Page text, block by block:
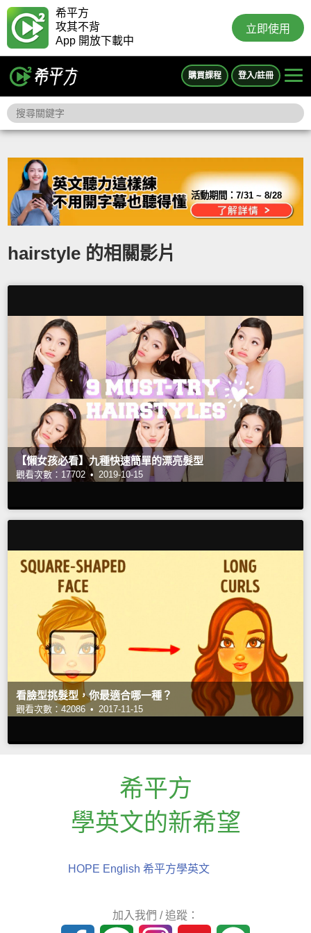
希平方
攻其不背
App 開放下載中
立即使用
購買課程 登入/註冊
活動期間：7/31 ~ 8/28
hairstyle 的相關影片
【懶女孩必看】九種快速簡單的漂亮髮型
觀看次數：17702 • 2019-10-15
看臉型挑髮型，你最適合哪一種？
觀看次數：42086 • 2017-11-15
希平方
學英文的新希望
HOPE English 希平方學英文
加入我們 / 追蹤：